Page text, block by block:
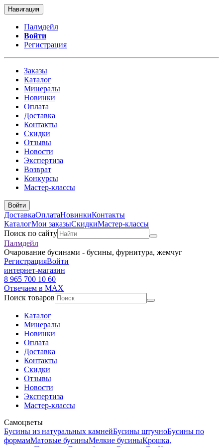
Навигация
Палмдейл
Войти
Регистрация
Заказы
Каталог
Минералы
Новинки
Оплата
Доставка
Контакты
Скидки
Отзывы
Новости
Экспертиза
Возврат
Конкурсы
Мастер-классы
Войти
ДоставкаОплатаНовинкиКонтакты
КаталогМои заказыСкидкиМастер-классы
Поиск по сайту
Палмдейл
Очарование бусинами - бусины, фурнитура, жемчуг
РегистрацияВойти
интернет-магазин
8 965 700 10 60
Отвечаем в MAX
Поиск товаров
Каталог
Минералы
Новинки
Оплата
Доставка
Контакты
Скидки
Отзывы
Новости
Экспертиза
Мастер-классы
Самоцветы
Бусины из натуральных камнейБусины штучноБусины по
формамМатовые бусиныМелкие бусиныКрошка,